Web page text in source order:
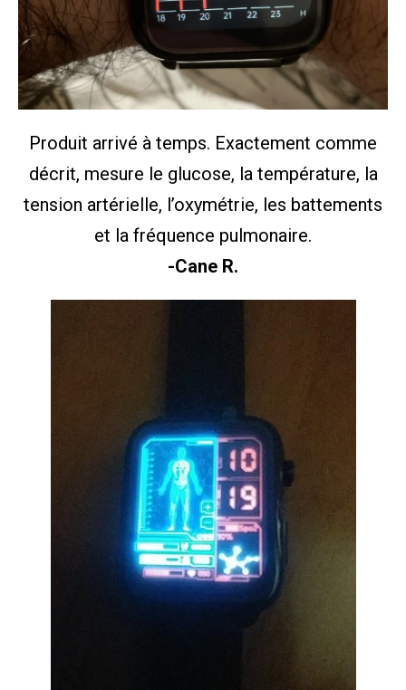
Produit arrivé à temps. Exactement comme
décrit, mesure le glucose, la température, la
tension artérielle, l’oxymétrie, les battements
et la fréquence pulmonaire.
-Cane R.